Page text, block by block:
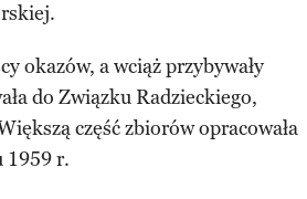
okazów, a wciąż przybywały
do Związku Radzieckiego,
część zbiorów opracowała
1959 r.